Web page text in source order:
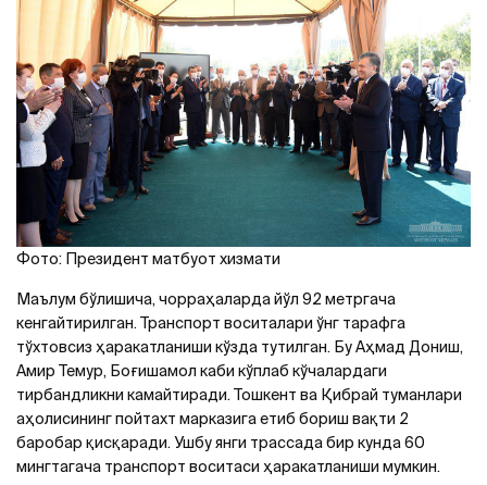
Фото: Президент матбуот хизмати
Маълум бўлишича, чорраҳаларда йўл 92 метргача
кенгайтирилган. Транспорт воситалари ўнг тарафга
тўхтовсиз ҳаракатланиши кўзда тутилган. Бу Aҳмад Дониш,
Aмир Темур, Боғишамол каби кўплаб кўчалардаги
тирбандликни камайтиради. Тошкент ва Қибрай туманлари
аҳолисининг пойтахт марказига етиб бориш вақти 2
баробар қисқаради. Ушбу янги трассада бир кунда 60
мингтагача транспорт воситаси ҳаракатланиши мумкин.